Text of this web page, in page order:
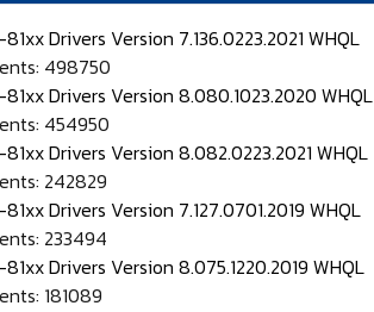
Drivers Version 7.136.0223.2021 WHQL
498750
Drivers Version 8.080.1023.2020 WHQL
454950
Drivers Version 8.082.0223.2021 WHQL
242829
Drivers Version 7.127.0701.2019 WHQL
233494
Drivers Version 8.075.1220.2019 WHQL
181089